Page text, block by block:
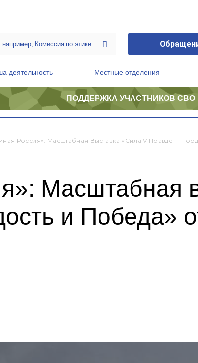
деятельность Местные отделения
ПОДДЕРЖКА УЧАСТНИКОВ СВО
Россия»: Масштабная Выставка «Сила V Правде —
Масштабная
и Победа»